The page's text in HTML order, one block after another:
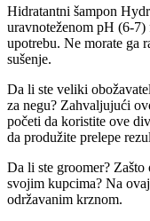
Hidratantni šampon
uravnoteženom pH (6-7)
upotrebu. Ne morate ga
sušenje.
Da li ste veliki
za negu? Zahvaljujući
početi da koristite ove
da produžite prelepe
Da li ste groomer?
svojim kupcima? Na
održavanim krznom.